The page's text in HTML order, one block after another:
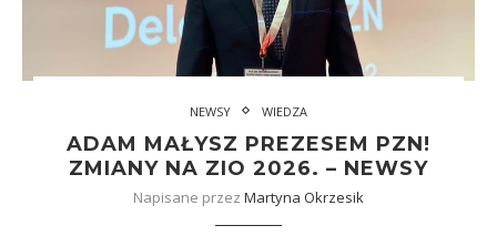
NEWSY WIEDZA
ADAM MAŁYSZ PREZESEM PZN!
ZMIANY NA ZIO 2026. – NEWSY
Napisane przez Martyna Okrzesik